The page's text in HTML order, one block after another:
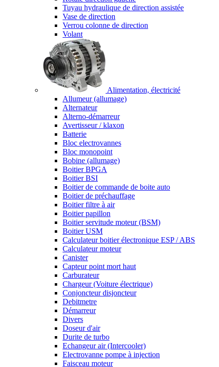
Tuyau hydraulique de direction assistée
Vase de direction
Verrou colonne de direction
Volant
Alimentation, électricité
Allumeur (allumage)
Alternateur
Alterno-démarreur
Avertisseur / klaxon
Batterie
Bloc electrovannes
Bloc monopoint
Bobine (allumage)
Boitier BPGA
Boitier BSI
Boitier de commande de boite auto
Boitier de préchauffage
Boitier filtre à air
Boitier papillon
Boitier servitude moteur (BSM)
Boitier USM
Calculateur boitier électronique ESP / ABS
Calculateur moteur
Canister
Capteur point mort haut
Carburateur
Chargeur (Voiture électrique)
Conjoncteur disjoncteur
Debitmetre
Démarreur
Divers
Doseur d'air
Durite de turbo
Echangeur air (Intercooler)
Electrovanne pompe à injection
Faisceau moteur